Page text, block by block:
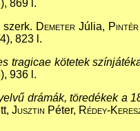
869 l.
szerk. DemeterJúlia, Pintér
823 l.
tragicae kötetek
936 l.
drámák, töredékek a
Jusztin Péter, Rédey-